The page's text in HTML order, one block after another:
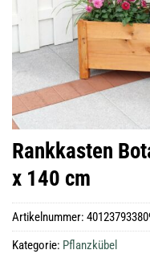
Rankkasten
x 140 cm
Artikelnummer:
Kategorie: Pflanzkübel